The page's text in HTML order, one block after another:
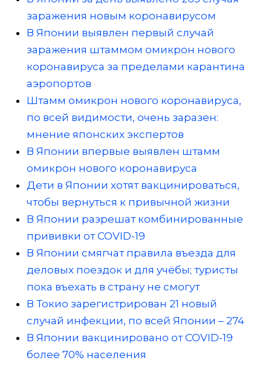
заражения новым коронавирусом
В Японии выявлен первый случай
заражения штаммом омикрон нового
коронавируса за пределами карантина
аэропортов
Штамм омикрон нового коронавируса,
по всей видимости, очень заразен:
мнение японских экспертов
В Японии впервые выявлен штамм
омикрон нового коронавируса
Дети в Японии хотят вакцинироваться,
чтобы вернуться к привычной жизни
В Японии разрешат комбинированные
прививки от COVID-19
В Японии смягчат правила въезда для
деловых поездок и для учёбы; туристы
пока въехать в страну не смогут
В Токио зарегистрирован 21 новый
случай инфекции, по всей Японии – 274
В Японии вакцинировано от COVID-19
более 70% населения